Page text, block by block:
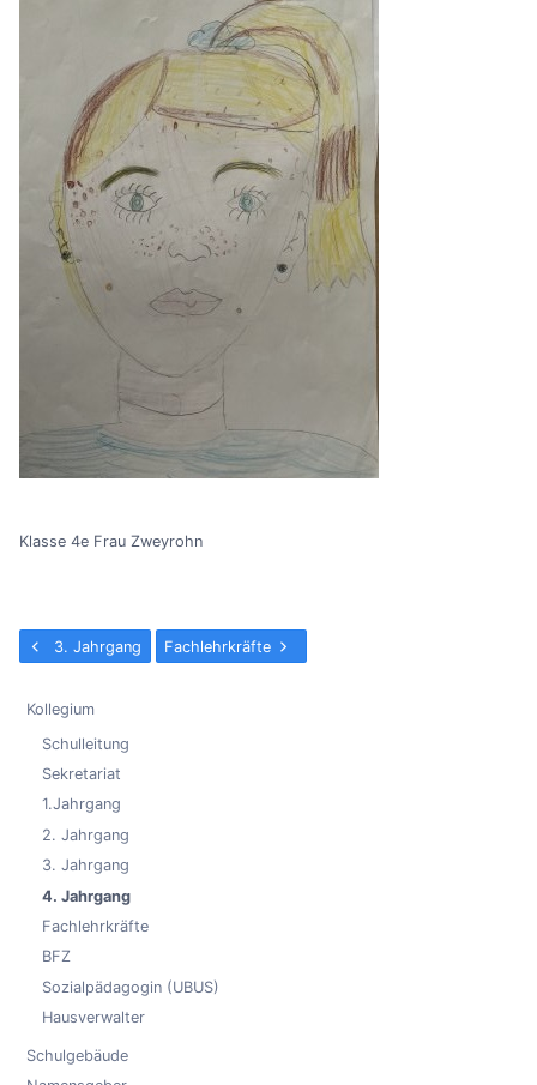
Klasse 4e Frau Zweyrohn
3. Jahrgang Fachlehrkräfte
Kollegium
Schulleitung
Sekretariat
1.Jahrgang
2. Jahrgang
3. Jahrgang
4. Jahrgang
Fachlehrkräfte
BFZ
Sozialpädagogin (UBUS)
Hausverwalter
Schulgebäude